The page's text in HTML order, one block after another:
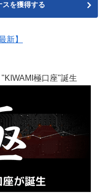
を獲得する
新】
極口座"誕生